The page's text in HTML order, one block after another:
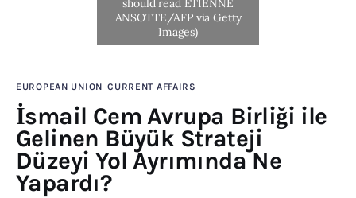
Articles
Staff
Contacts
EUROPEAN UNION CURRENT AFFAIRS
İsmail Cem Avrupa Birliği ile
Gelinen Büyük Strateji
Düzeyi Yol Ayrımında Ne
Yapardı?